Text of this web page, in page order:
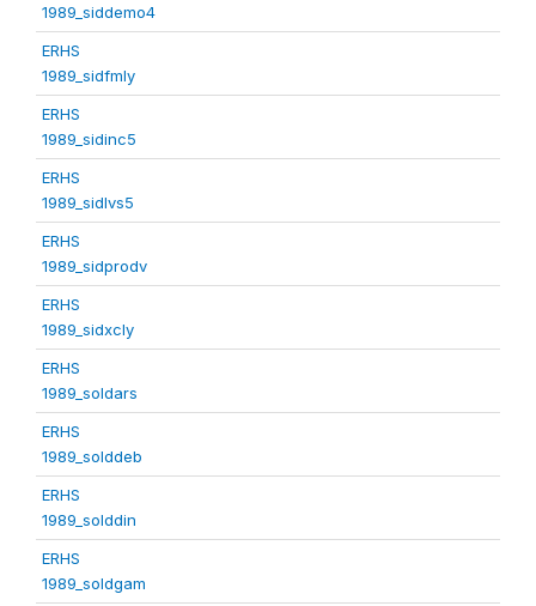
1989_siddemo4
ERHS
1989_sidfmly
ERHS
1989_sidinc5
ERHS
1989_sidlvs5
ERHS
1989_sidprodv
ERHS
1989_sidxcly
ERHS
1989_soldars
ERHS
1989_solddeb
ERHS
1989_solddin
ERHS
1989_soldgam